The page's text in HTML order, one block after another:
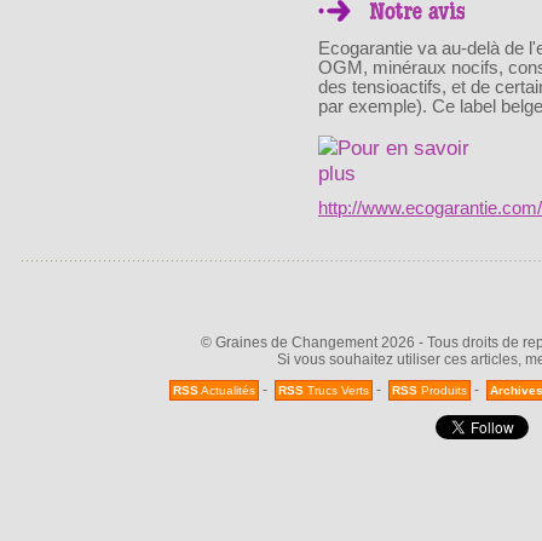
Ecogarantie va au-delà de
OGM, minéraux nocifs,
des tensioactifs, et de
par exemple). Ce label
http://
© Graines de Changement 2026 - Tous droits de
Si vous souhaitez utiliser ces articles,
RSSActualités - RSS Trucs Verts - RSS Produits - Archives